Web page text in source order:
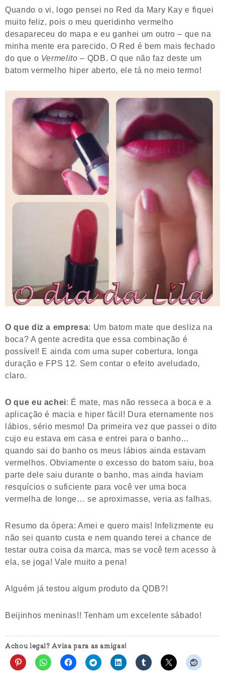
Quando o vi, logo pensei no Red da Mary Kay e fiquei
muito feliz, pois o meu queridinho vermelho
desapareceu do mapa e eu ganhei um outro – que na
minha mente era parecido. O Red é bem mais fechado
do que o Vermelito – QDB. O que não faz deste um
batom vermelho hiper aberto, ele tá no meio termo!
O que diz a empresa: Um batom mate que desliza na
boca? A gente acredita que essa combinação é
possível! E ainda com uma super cobertura, longa
duração e FPS 12. Sem contar o efeito aveludado,
claro.
O que eu achei: É mate, mas não resseca a boca e a
aplicação é macia e hiper fácil! Dura eternamente nos
lábios, sério mesmo! Da primeira vez que passei o dito
cujo eu estava em casa e entrei para o banho…
quando sai do banho os meus lábios ainda estavam
vermelhos. Obviamente o excesso do batom saiu, boa
parte dele saiu durante o banho, mas ainda haviam
resquícios o suficiente para você ver uma boca
vermelha de longe… se aproximasse, veria as falhas.
Resumo da ópera: Amei e quero mais! Infelizmente eu
não sei quanto custa e nem quando terei a chance de
testar outra coisa da marca, mas se você tem acesso à
ela, se joga! Vale muito a pena!
Alguém já testou algum produto da QDB?!
Beijinhos meninas!! Tenham um excelente sábado!
Achou legal? Avisa para as amigas!